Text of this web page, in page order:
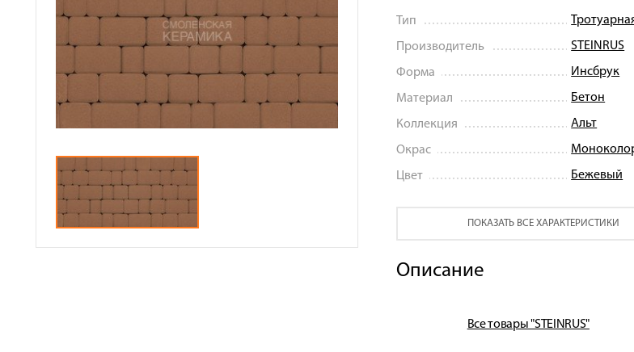
Тип
Производитель STEINRUS
Форма Инсбрук
Материал Бетон
Коллекция Альт
Окрас
Цвет Бежевый
ПОКАЗАТЬ ВСЕ ХАРАКТЕРИСТИКИ
Описание
Все товары "STEINRUS"